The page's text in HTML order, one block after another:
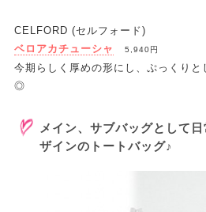
CELFORD (セルフォード)
ベロアカチューシャ
5,940円
今期らしく厚めの形にし、ぷっくりと
◎
メイン、サブバッグとして
ザインのトートバッグ♪